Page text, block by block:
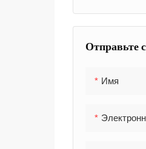
Другой фл
клапаны
Адаптеры
муфт
Отправьте
Имя